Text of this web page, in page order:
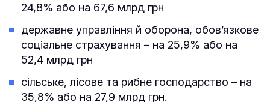
24,8% або на 67,6 млрд грн
державне управління й оборона, обов’язкове
соціальне страхування – на 25,9% або на
52,4 млрд грн
сільське, лісове та рибне господарство – на
35,8% або на 27,9 млрд грн.